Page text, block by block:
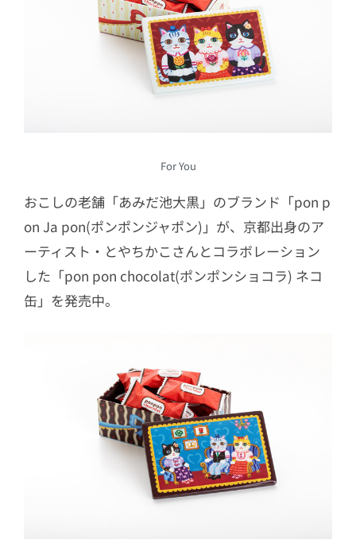
For You
おこしの老舗「あみだ池大黒」のブランド「pon p
on Ja pon(ポンポンジャポン)」が、京都出身のア
ーティスト・とやちかこさんとコラボレーション
した「pon pon chocolat(ポンポンショコラ) ネコ
缶」を発売中。